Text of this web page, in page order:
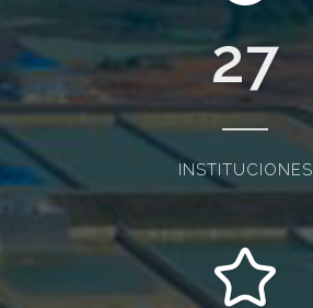
27
INSTITUCIONES